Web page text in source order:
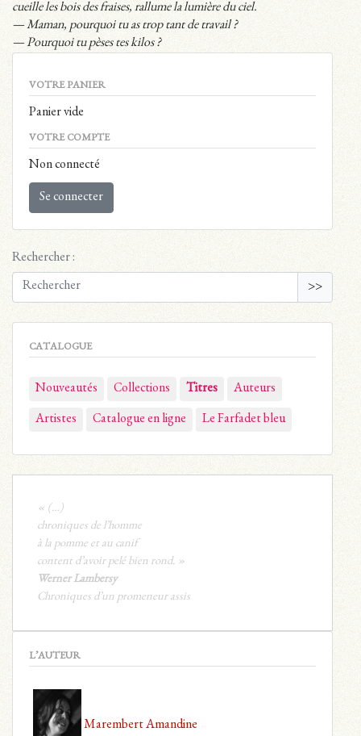
cueille les bois des fraises, rallume la lumière du ciel.
— Maman, pourquoi tu as trop tant de travail ?
— Pourquoi tu pèses tes kilos ?
VOTRE PANIER
Panier vide
VOTRE COMPTE
Non connecté
Se connecter
Rechercher :
>>
CATALOGUE
Nouveautés Collections Titres Auteurs
Artistes Catalogue en ligne Le Farfadet bleu
« (…)
chroniques de l’homme
à la pomme et au canif
content d’avoir pelé bien rond. »
Werner Lambersy
Chroniques d’un promeneur assis
L’AUTEUR
Marembert Amandine